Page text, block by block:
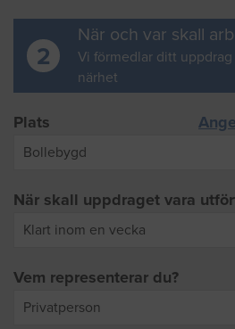
2
När och var skall
Vi förmedlar ditt
närhet
Plats
När skall uppdraget vara
Vem representerar du?